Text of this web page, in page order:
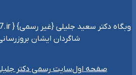
شاگردان ایشان
صفحه اولسایت رسمی دکتر